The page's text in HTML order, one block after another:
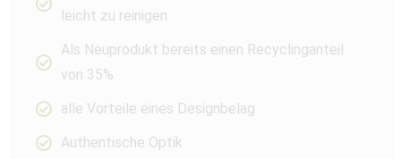
leicht zu reinigen
Als Neuprodukt bereits einen Recyclinganteil
von 35%
alle Vorteile eines Designbelag
Authentische Optik